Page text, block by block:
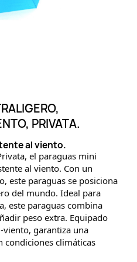
PRIVATA.
al viento.
el paraguas mini
al viento. Con un
este paraguas se posiciona
del mundo. Ideal para
este paraguas combina
peso extra. Equipado
garantiza una
condiciones climáticas